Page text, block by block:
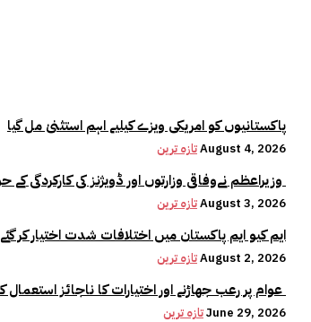
پاکستانیوں کو امریکی ویزے کیلیے اہم استثنیٰ مل گیا
تازہ ترینAugust 4, 2026
تازہ ترینAugust 3, 2026
ایم کیو ایم پاکستان میں اختلافات شدت اختیار کر گئے
تازہ ترینAugust 2, 2026
تازہ ترینJune 29, 2026